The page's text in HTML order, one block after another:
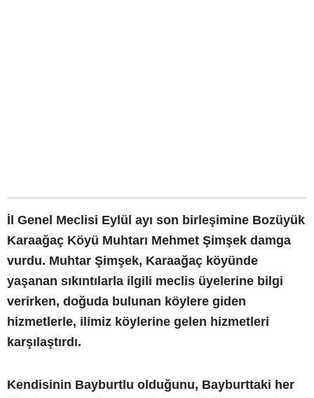
İl Genel Meclisi Eylül ayı son birleşimine Bozüyük
Karaağaç Köyü Muhtarı Mehmet Şimşek damga
vurdu. Muhtar Şimşek, Karaağaç köyünde
yaşanan sıkıntılarla ilgili meclis üyelerine bilgi
verirken, doğuda bulunan köylere giden
hizmetlerle, ilimiz köylerine gelen hizmetleri
karşılaştırdı.
Kendisinin Bayburtlu olduğunu, Bayburttaki her